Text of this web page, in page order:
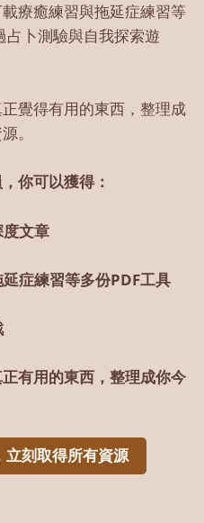
療癒練習與拖延症練習等
占卜測驗與自我探索遊
覺得有用的東西，整理成
。
你可以獲得：
文章
症練習等多份PDF工具
有用的東西，整理成你今
刻取得所有資源